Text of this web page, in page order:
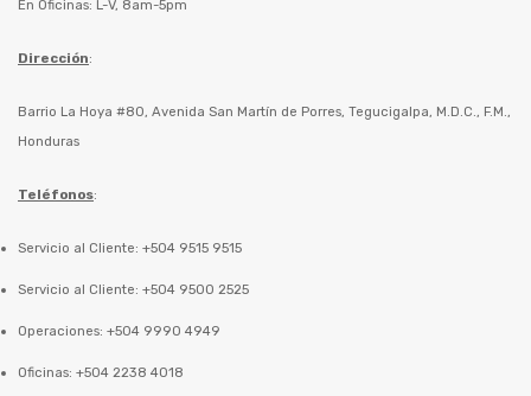
En Oficinas: L-V, 8am-5pm
Dirección:
Barrio La Hoya #80, Avenida San Martín de Porres, Tegucigalpa, M.D.C., F.M.,
Honduras
Teléfonos:
Servicio al Cliente: +504 9515 9515
Servicio al Cliente: +504 9500 2525
Operaciones: +504 9990 4949
Oficinas: +504 2238 4018